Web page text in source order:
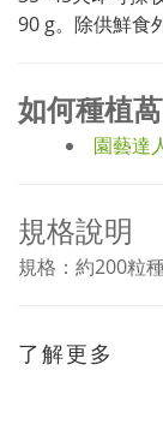
90 g。除供鮮食
如何種植
園藝達
規格說明
規格：約200粒
了解更多